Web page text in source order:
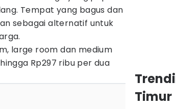
Tempat yang bagus dan
sebagai alternatif untuk
large room dan medium
Rp297 ribu per dua
Timur